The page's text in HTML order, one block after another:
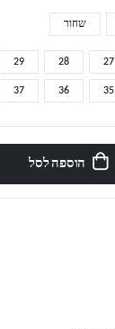
שחור
27
28
29
35
36
37
הוספה לסל